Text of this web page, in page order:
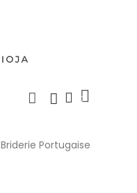
Briderie Portugaise